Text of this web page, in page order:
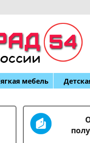
мебель